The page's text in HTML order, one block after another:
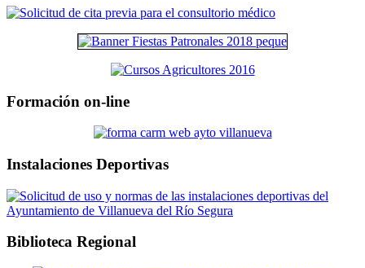
Formación on-line
Instalaciones Deportivas
Biblioteca Regional